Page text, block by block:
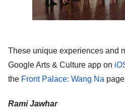
These unique experiences and
Google Arts & Culture app on
the Front Palace: Wang Na
Rami Jawhar